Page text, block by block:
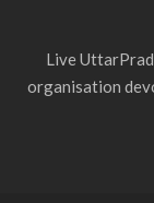
Live
organisation